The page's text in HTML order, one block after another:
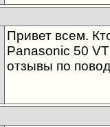
Привет всем.
Panasonic 50
отзывы по